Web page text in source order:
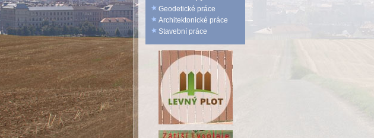
Geodetické práce
Architektonické práce
Stavební práce